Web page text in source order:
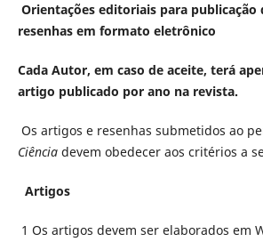
Orientações editoriais para publicação
resenhas em formato eletrônico
Cada Autor, em caso de aceite, terá
artigo publicado por ano na revista.
Os artigos e resenhas submetidos ao
Ciênciadevem obedecer aos critérios a
Artigos
1 Os artigos devem ser elaborados em